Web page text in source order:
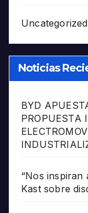
Uncategorized
Noticias
BYD
PROPUESTA
“Nos inspiran
Kast sobre